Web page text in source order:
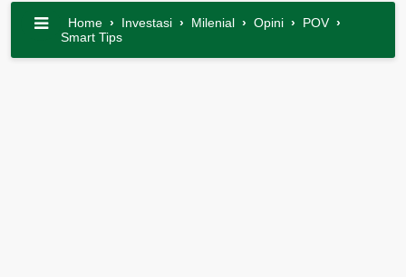
Home › Investasi › Milenial › Opini › POV ›
Smart Tips